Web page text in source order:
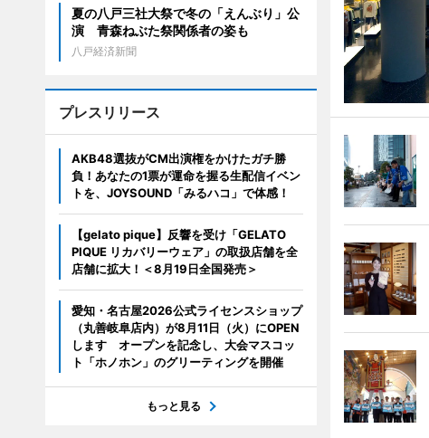
夏の八戸三社大祭で冬の「えんぶり」公
演 青森ねぶた祭関係者の姿も
八戸経済新聞
プレスリリース
AKB48選抜がCM出演権をかけたガチ勝
負！あなたの1票が運命を握る生配信イベン
トを、JOYSOUND「みるハコ」で体感！
【gelato pique】反響を受け「GELATO
PIQUE リカバリーウェア」の取扱店舗を全
店舗に拡大！＜8月19日全国発売＞
愛知・名古屋2026公式ライセンスショップ
（丸善岐阜店内）が8月11日（火）にOPEN
します オープンを記念し、大会マスコッ
ト「ホノホン」のグリーティングを開催
もっと見る